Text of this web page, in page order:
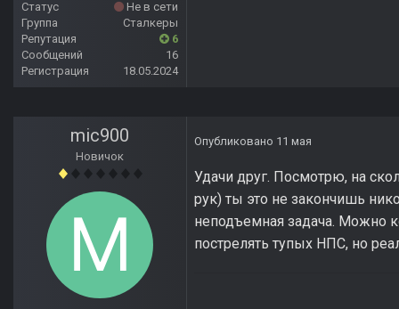
Статус
Не в сети
Группа
Сталкеры
Репутация
6
Сообщений
16
Регистрация
18.05.2024
mic900
Новичок
Опубликовано 11 мая
Удачи друг. Посмотрю, на
рук) ты это не закончишь
неподъемная задача. Можно
пострелять тупых НПС, но